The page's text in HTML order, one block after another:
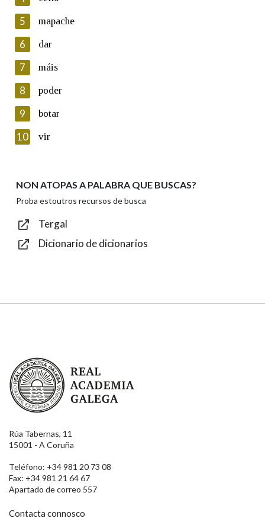
Lin e acepto as condicións da política de
Introduce o código que aparece na imaxe:
Texto de verificación
Enviar
5 mapache
6 dar
7 máis
8 poder
9 botar
10 vir
NON ATOPAS A PALABRA QUE BUSCAS?
Proba estoutros recursos de busca
Tergal
Dicionario de dicionarios
Real Academia Galega
Rúa Tabernas, 11
15001 - A Coruña
Teléfono: +34 981 20 73 08
Fax: +34 981 21 64 67
Apartado de correo 557
Contacta connosco